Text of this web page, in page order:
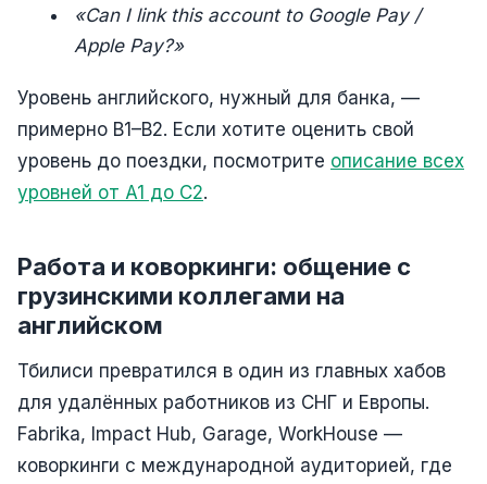
«Can I link this account to Google Pay /
Apple Pay?»
Уровень английского, нужный для банка, —
примерно B1–B2. Если хотите оценить свой
уровень до поездки, посмотрите описание всех
уровней от A1 до C2.
Работа и коворкинги: общение с
грузинскими коллегами на
английском
Тбилиси превратился в один из главных хабов
для удалённых работников из СНГ и Европы.
Fabrika, Impact Hub, Garage, WorkHouse —
коворкинги с международной аудиторией, где